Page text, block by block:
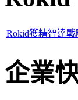
Rokid獲精智達
企業